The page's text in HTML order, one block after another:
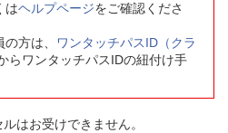
はヘルプページをご確認くださ
方は、
ワンタッチパスID（クラ
らワンタッチパスIDの紐付け手
はお受けできません。